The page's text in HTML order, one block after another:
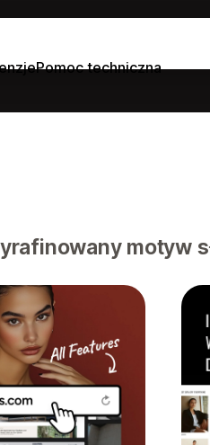
Pomoc techniczna
motyw